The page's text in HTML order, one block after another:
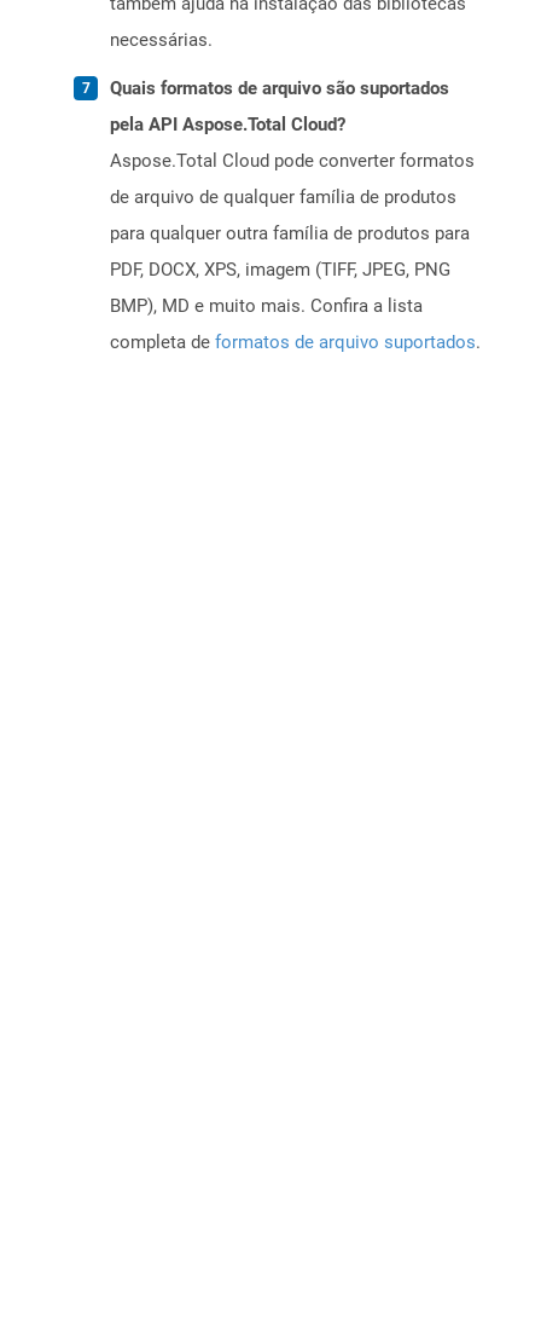
necessárias.
Quais formatos de arquivo são suportados
pela API Aspose.Total Cloud?
Aspose.Total Cloud pode converter formatos
de arquivo de qualquer família de produtos
para qualquer outra família de produtos para
PDF, DOCX, XPS, imagem (TIFF, JPEG, PNG
BMP), MD e muito mais. Confira a lista
completa de formatos de arquivo suportados.